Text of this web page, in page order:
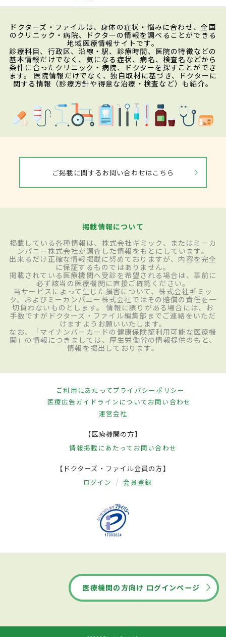
ドクターズ・ファイルは、身体の症状・悩みに合わせ、全国
のクリニック・病院、ドクターの情報を調べることができる
地域医療情報サイトです。
診療科目、行政区、沿線・駅、診療時間、医院の特徴などの
基本情報だけでなく、気になる症状、病名、検査名などから
条件に合ったクリニック・病院、ドクターを探すことができ
ます。 医院情報だけでなく、独自取材に基づき、ドクターに
関する情報（診療方針や得意な治療・検査など）も紹介。
ご掲載に関するお問い合わせはこちら
掲載情報について
掲載している各種情報は、株式会社ギミック、またはミーカ
ンパニー株式会社が調査した情報をもとにしています。
出来るだけ正確な情報掲載に努めておりますが、内容を完全
に保証するものではありません。
掲載されている医療機関へ受診を希望される場合は、事前に
必ず該当の医療機関に直接ご確認ください。
当サービスによって生じた損害について、株式会社ギミッ
ク、およびミーカンパニー株式会社ではその賠償の責任を一
切負わないものとします。 情報に誤りがある場合には、お
手数ですがドクターズ・ファイル編集部までご連絡をいただ
けますようお願いいたします。
なお、「マイナンバーカードの健康保険証利用可能な医療機
関」の情報につきましては、厚生労働省の情報提供のもと、
情報を掲出しております。
ご利用にあたってプライバシーポリシー
医療広告ガイドラインについてお問い合わせ
運営会社
【医療機関の方】
情報掲載にあたって お問い合わせ
【ドクターズ・ファイル会員の方】
ログイン 会員登録
医療機関の方向け ログインページ